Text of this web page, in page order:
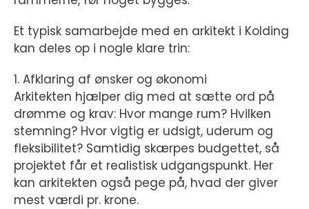
Et typisk samarbejde med en arkitekt i Kolding
kan deles op i nogle klare trin:
1. Afklaring af ønsker og økonomi
Arkitekten hjælper dig med at sætte ord på
drømme og krav: Hvor mange rum? Hvilken
stemning? Hvor vigtig er udsigt, uderum og
fleksibilitet? Samtidig skærpes budgettet, så
projektet får et realistisk udgangspunkt. Her
kan arkitekten også pege på, hvad der giver
mest værdi pr. krone.